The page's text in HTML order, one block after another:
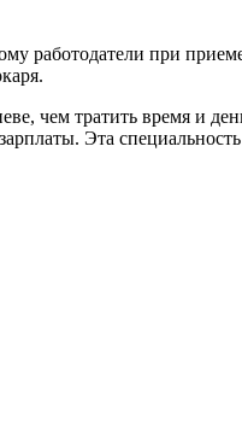
работодатели при
чем тратить время и
Эта